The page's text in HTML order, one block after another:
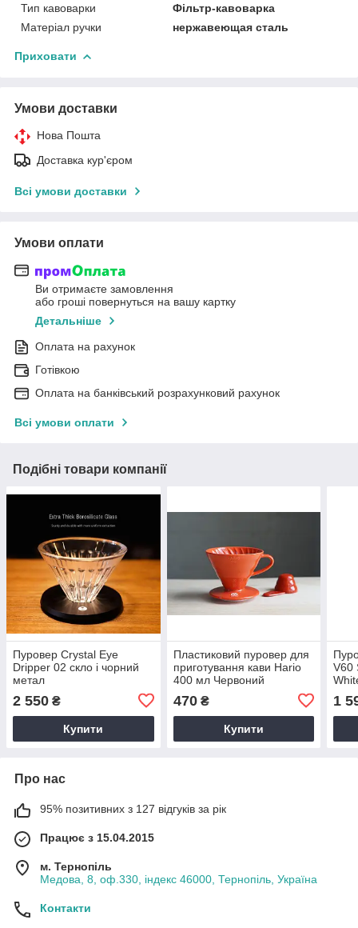
Тип кавоварки
Фільтр-кавоварка
Матеріал ручки
нержавеющая сталь
Приховати
Умови доставки
Нова Пошта
Доставка кур'єром
Всі умови доставки
Умови оплати
Ви отримаєте замовлення
або гроші повернуться на вашу картку
Детальніше
Оплата на рахунок
Готівкою
Оплата на банківський розрахунковий рахунок
Всі умови оплати
Подібні товари компанії
Пуровер Crystal Eye
Dripper 02 скло і чорний
метал
2 550 ₴
Купити
Пластиковий пуровер для
приготування кави Hario
400 мл Червоний
470₴
Купити
V60
1
Про нас
95% позитивних з 127 відгуків за рік
Працює з 15.04.2015
м. Тернопіль
Медова, 8, оф.330, індекс 46000, Тернопіль, Україна
Контакти